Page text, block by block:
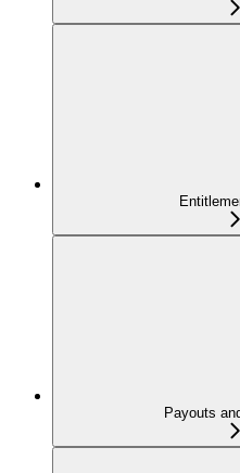
Payouts